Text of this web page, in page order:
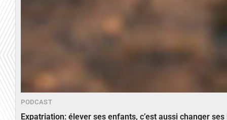
PODCAST
Expatriation: élever ses enfants, c’est aussi changer